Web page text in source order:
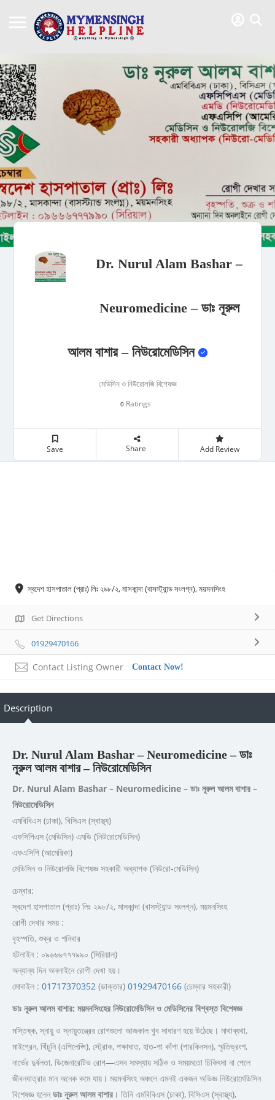
Dr. Nurul Alam Bashar –
Neuromedicine – ডাঃ নূরুল
আলম বাশার – নিউরোমেডিসিন
মেডিসিন ও নিউরোলজি বিশেষজ্ঞ
0 Ratings
Save Share Add Review
স্বদেশ হাসপাতাল (প্রাঃ) লিঃ ২৯৮/২, মাসকান্দা (বাসস্ট্যান্ড সংলগ্ন), ময়মনসিংহ
Get Directions
01929470166
Contact Listing Owner Contact Now!
Description
Dr. Nurul Alam Bashar – Neuromedicine – ডাঃ
নূরুল আলম বাশার – নিউরোমেডিসিন
Dr. Nurul Alam Bashar – Neuromedicine – ডাঃ নূরুল আলম বাশার –
নিউরোমেডিসিন
এমবিবিএস (ঢাকা), বিসিএস (স্বাস্থ্য)
এফসিপিএস (মেডিসিন) এমডি (নিউরোমেডিসিন)
এফএসিপি (আমেরিকা)
মেডিসিন ও নিউরোলজি বিশেষজ্ঞ সহকারী অধ্যাপক (নিউরো-মেডিসিন)
চেম্বার:
স্বদেশ হাসপাতাল (প্রাঃ) লিঃ ২৯৮/২, মাসকান্দা (বাসস্ট্যান্ড সংলগ্ন), ময়মনসিংহ
রোগী দেখার সময় :
বৃহস্পতি, শুক্র ও শনিবার
হটলাইন : ০৯৬৬৬৭৭৭৯৯০ (সিরিয়াল)
অন্যান্য দিন অনলাইনে রোগী দেখা হয়।
মোবাইল : 01717370352 (ডাক্তার) 01929470166 (চেম্বার সহকারী)
ডাঃ নূরুল আলম বাশার: ময়মনসিংহের নিউরোমেডিসিন ও মেডিসিনের বিশ্বস্ত বিশেষজ্ঞ
মস্তিষ্ক, স্নায়ু ও স্নায়ুতন্ত্রের রোগগুলো আজকাল খুব সাধারণ হয়ে উঠেছে। মাথাব্যথা,
মাইগ্রেন, খিঁচুনি (এপিলেপ্সি), স্ট্রোক, পক্ষাঘাত, হাত-পা কাঁপা (পারকিনসন), স্মৃতিভ্রংশ,
নার্ভের দুর্বলতা, ডিজেনারেটিভ রোগ—এসব সমস্যায় সঠিক ও সময়মতো চিকিৎসা না পেলে
জীবনযাত্রার মান অনেক কমে যায়। ময়মনসিংহ অঞ্চলে এমনই একজন অভিজ্ঞ নিউরোমেডিসিন
বিশেষজ্ঞ হলেন ডাঃ নূরুল আলম বাশার । তিনি এমবিবিএস (ঢাকা), বিসিএস (স্বাস্থ্য),